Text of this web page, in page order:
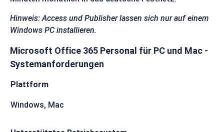
Hinweis: Access und Publisher lassen sich nur auf einem
Windows PC installieren.
Microsoft Office 365 Personal für PC und Mac -
Systemanforderungen
Plattform
Windows, Mac